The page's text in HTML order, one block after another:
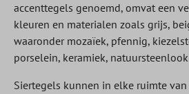
accenttegels genoemd, omvat een
kleuren en materialen zoals grijs,
waaronder mozaïek, pfennig,
porselein, keramiek,
Siertegels kunnen in elke ruimte